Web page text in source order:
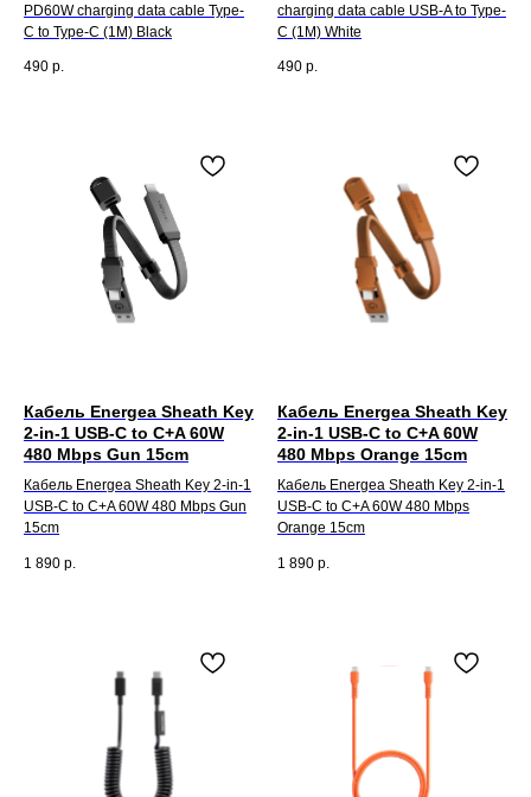
PD60W charging data cable Type-
C to Type-C (1M) Black
490 р.
charging data cable USB-A to Type-
C (1M) White
490 р.
Кабель Energea Sheath Key
2-in-1 USB-C to C+A 60W
480 Mbps Gun 15cm
Кабель Energea Sheath Key 2-in-1
USB-C to C+A 60W 480 Mbps Gun
15cm
1 890 р.
Кабель Energea Sheath Key
2-in-1 USB-C to C+A 60W
480 Mbps Orange 15cm
Кабель Energea Sheath Key 2-in-1
USB-C to C+A 60W 480 Mbps
Orange 15cm
1 890 р.